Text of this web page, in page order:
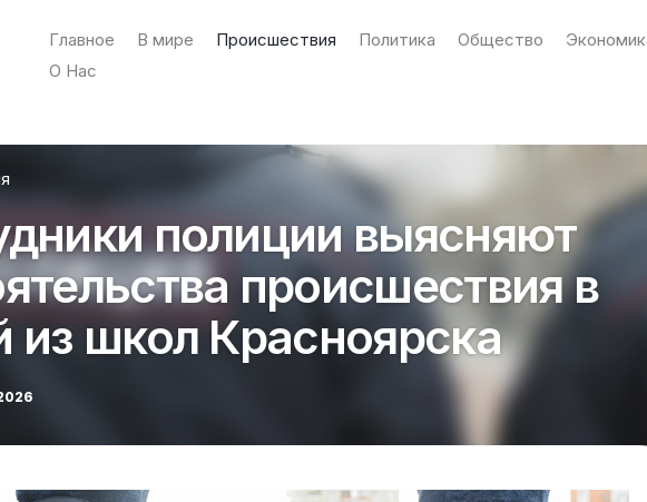
Главное В мире Происшествия Политика Общество
О Нас
полиции выясняют
происшествия в
из школ Красноярска